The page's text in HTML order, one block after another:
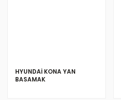
HYUNDAİ KONA YAN
BASAMAK